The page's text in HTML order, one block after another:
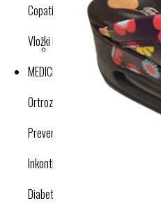
Copati
Vložki in dodatki
MEDICINSKI IZDELKI
Ortroze in opornice
Preventivne kompresijske nogavice
Inkontinenca
Diabetes